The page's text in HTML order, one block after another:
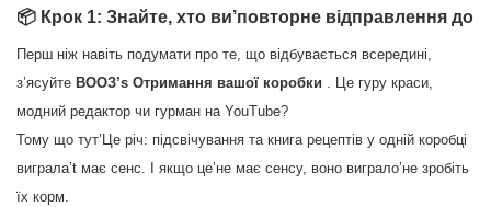
📦 Крок 1: Знайте, хто ви’повторне відправлення до
Перш ніж навіть подумати про те, що відбувається всередині,
з’ясуйте ВООЗ’s Отримання вашої коробки . Це гуру краси,
модний редактор чи гурман на YouTube?
Тому що тут’Це річ: підсвічування та книга рецептів у одній коробці
виграла’t має сенс. І якщо це’не має сенсу, воно виграло’не зробіть
їх корм.